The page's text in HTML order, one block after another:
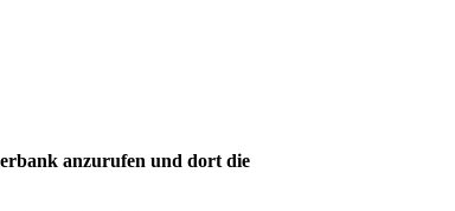
anzurufen und dort die